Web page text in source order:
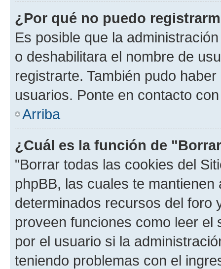
¿Por qué no puedo
Es posible que la
o deshabilitara el nombre de
registrarte. También pudo
usuarios. Ponte en contacto
Arriba
¿Cuál es la función de
"Borrar todas las cookies del
phpBB, las cuales te
determinados recursos del foro
proveen funciones como leer el
por el usuario si la
teniendo problemas con el